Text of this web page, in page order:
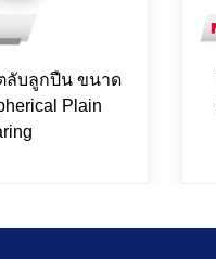
ตลับลูกปืน ขนาด
Plain